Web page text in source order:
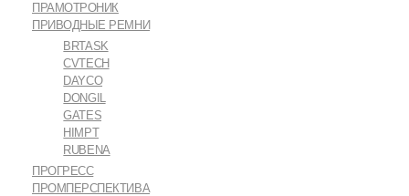
ПРАМОТРОНИК
ПРИВОДНЫЕ РЕМНИ
BRTASK
CVTECH
DAYCO
DONGIL
GATES
HIMPT
RUBENA
ПРОГРЕСС
ПРОМПЕРСПЕКТИВА